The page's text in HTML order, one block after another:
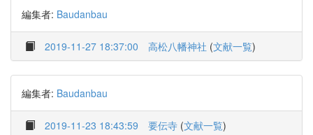
編集者: Baudanbau
2019-11-27 18:37:00 高松八幡神社 (文献一覧)
編集者: Baudanbau
2019-11-23 18:43:59 要伝寺 (文献一覧)